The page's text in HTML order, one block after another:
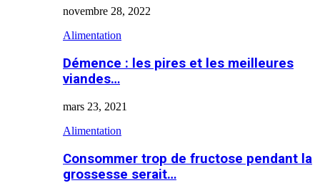
novembre 28, 2022
Alimentation
Démence : les pires et les meilleures
viandes…
mars 23, 2021
Alimentation
Consommer trop de fructose pendant la
grossesse serait…